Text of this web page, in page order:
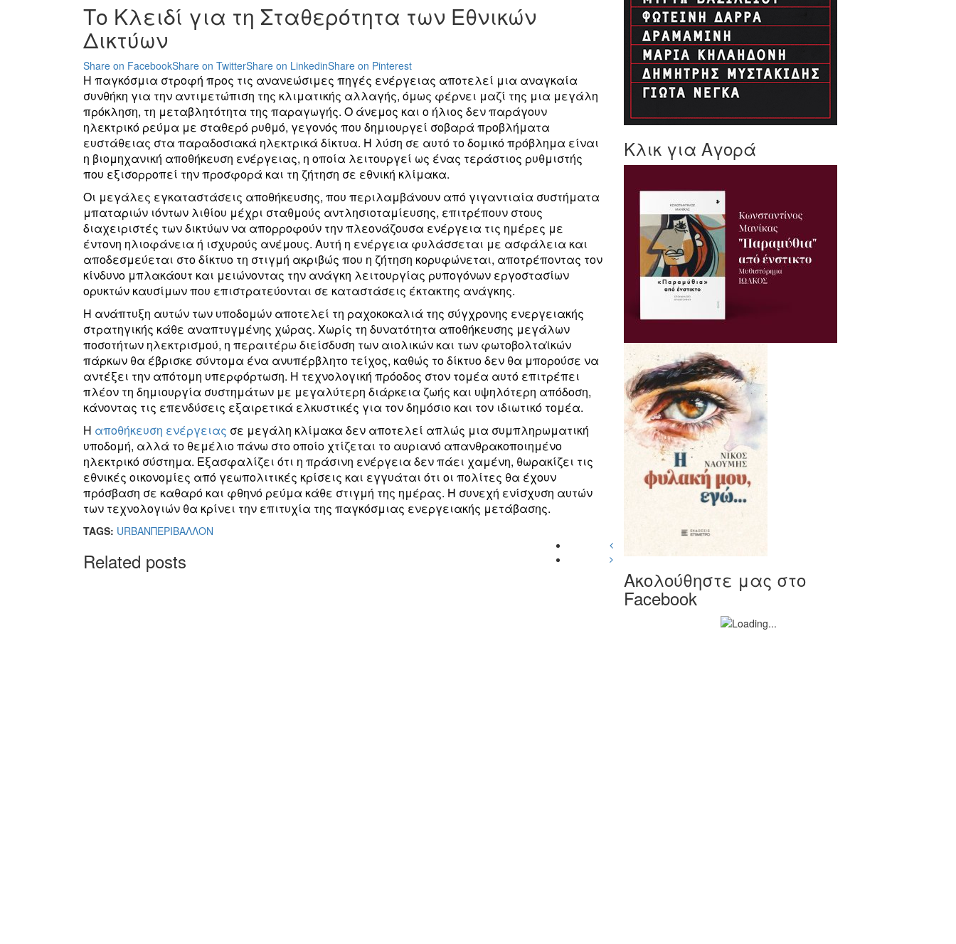
Το Κλειδί για τη Σταθερότητα των Εθνικών
Δικτύων
Share on FacebookShare on TwitterShare on LinkedinShare on Pinterest
Η παγκόσμια στροφή προς τις ανανεώσιμες πηγές ενέργειας αποτελεί μια αναγκαία
συνθήκη για την αντιμετώπιση της κλιματικής αλλαγής, όμως φέρνει μαζί της μια μεγάλη
πρόκληση, τη μεταβλητότητα της παραγωγής. Ο άνεμος και ο ήλιος δεν παράγουν
ηλεκτρικό ρεύμα με σταθερό ρυθμό, γεγονός που δημιουργεί σοβαρά προβλήματα
ευστάθειας στα παραδοσιακά ηλεκτρικά δίκτυα. Η λύση σε αυτό το δομικό πρόβλημα είναι
η βιομηχανική αποθήκευση ενέργειας, η οποία λειτουργεί ως ένας τεράστιος ρυθμιστής
που εξισορροπεί την προσφορά και τη ζήτηση σε εθνική κλίμακα.
Οι μεγάλες εγκαταστάσεις αποθήκευσης, που περιλαμβάνουν από γιγαντιαία συστήματα
μπαταριών ιόντων λιθίου μέχρι σταθμούς αντλησιοταμίευσης, επιτρέπουν στους
διαχειριστές των δικτύων να απορροφούν την πλεονάζουσα ενέργεια τις ημέρες με
έντονη ηλιοφάνεια ή ισχυρούς ανέμους. Αυτή η ενέργεια φυλάσσεται με ασφάλεια και
αποδεσμεύεται στο δίκτυο τη στιγμή ακριβώς που η ζήτηση κορυφώνεται, αποτρέποντας τον
κίνδυνο μπλακάουτ και μειώνοντας την ανάγκη λειτουργίας ρυπογόνων εργοστασίων
ορυκτών καυσίμων που επιστρατεύονται σε καταστάσεις έκτακτης ανάγκης.
Η ανάπτυξη αυτών των υποδομών αποτελεί τη ραχοκοκαλιά της σύγχρονης ενεργειακής
στρατηγικής κάθε αναπτυγμένης χώρας. Χωρίς τη δυνατότητα αποθήκευσης μεγάλων
ποσοτήτων ηλεκτρισμού, η περαιτέρω διείσδυση των αιολικών και των φωτοβολταϊκών
πάρκων θα έβρισκε σύντομα ένα ανυπέρβλητο τείχος, καθώς το δίκτυο δεν θα μπορούσε να
αντέξει την απότομη υπερφόρτωση. Η τεχνολογική πρόοδος στον τομέα αυτό επιτρέπει
πλέον τη δημιουργία συστημάτων με μεγαλύτερη διάρκεια ζωής και υψηλότερη απόδοση,
κάνοντας τις επενδύσεις εξαιρετικά ελκυστικές για τον δημόσιο και τον ιδιωτικό τομέα.
Η αποθήκευση ενέργειας σε μεγάλη κλίμακα δεν αποτελεί απλώς μια συμπληρωματική
υποδομή, αλλά το θεμέλιο πάνω στο οποίο χτίζεται το αυριανό απανθρακοποιημένο
ηλεκτρικό σύστημα. Εξασφαλίζει ότι η πράσινη ενέργεια δεν πάει χαμένη, θωρακίζει τις
εθνικές οικονομίες από γεωπολιτικές κρίσεις και εγγυάται ότι οι πολίτες θα έχουν
πρόσβαση σε καθαρό και φθηνό ρεύμα κάθε στιγμή της ημέρας. Η συνεχή ενίσχυση αυτών
των τεχνολογιών θα κρίνει την επιτυχία της παγκόσμιας ενεργειακής μετάβασης.
TAGS: URBANΠΕΡΙΒΑΛΛΟΝ
Related posts
Κλικ για Αγορά
Ακολούθηστε μας στο
Facebook